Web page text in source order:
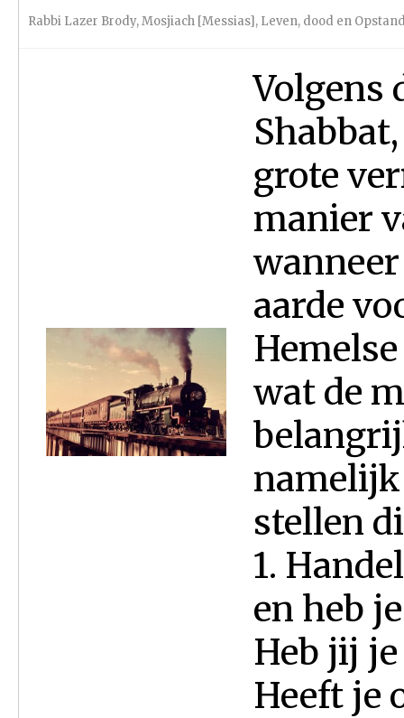
Rabbi Lazer Brody,Mosjiach [Messias], Leven, dood en
Volgens
grote
manier
aarde
wat de
stellen
1.
en heb
Heb jij
Heeft je